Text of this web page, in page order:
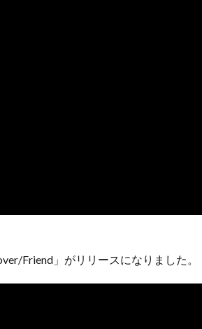
Friend」がリリースになりました。